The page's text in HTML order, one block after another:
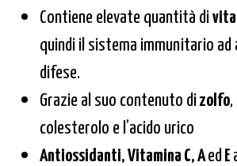
Contiene elevate quantità di
quindi il sistema immunitario ad
difese.
Grazie al suo contenuto dizolfo
colesterolo e l’acido urico
Antiossidanti, Vitamina C, AedE